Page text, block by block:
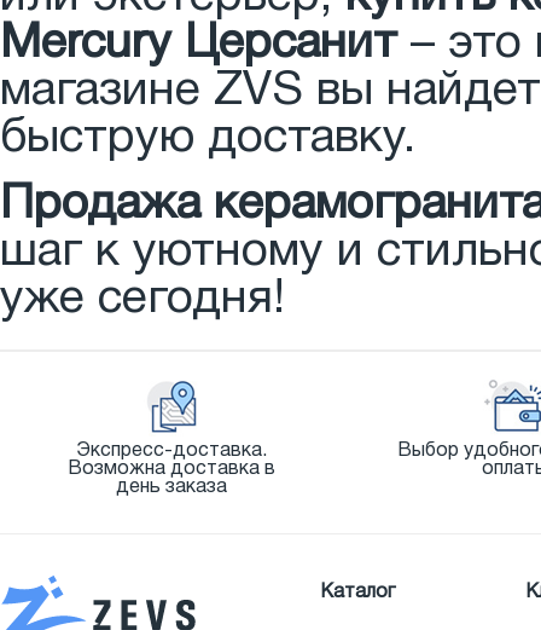
Mercury Церсанит– это
магазине ZVS вы
быструю доставку.
Продажа
шаг к уютному и
уже сегодня!
Экспресс-доставка.
Возможна доставка в
день заказа
Выбор
Каталог